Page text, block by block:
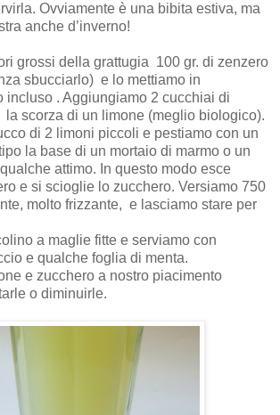
Ovviamente è una bibita estiva, ma
anche d’inverno!
grossi della grattugia 100 gr. di zenzero
sbucciarlo) e lo mettiamo in
incluso . Aggiungiamo 2 cucchiai di
scorza di un limone (meglio biologico).
di 2 limoni piccoli e pestiamo con un
la base di un mortaio di marmo o un
attimo. In questo modo esce
e si scioglie lo zucchero. Versiamo 750
molto frizzante, e lasciamo stare per
a maglie fitte e serviamo con
e qualche foglia di menta.
e zucchero a nostro piacimento
o diminuirle.